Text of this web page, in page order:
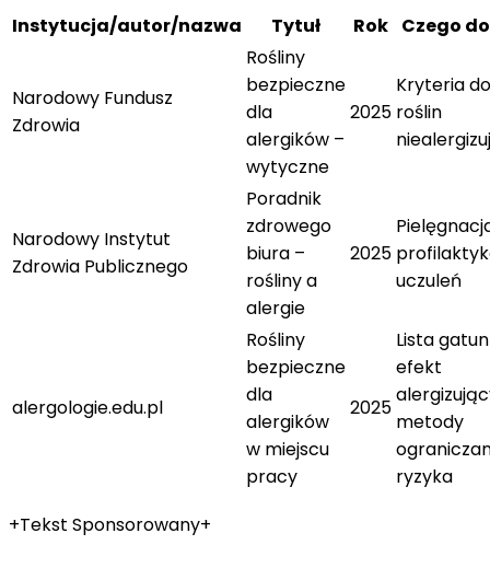
Instytucja/autor/nazwa Tytuł Rok Czego
Narodowy Fundusz
Zdrowia
Rośliny
bezpieczne
dla
alergików –
wytyczne
2025
Kryteria
roślin
Narodowy Instytut
Zdrowia Publicznego
Poradnik
zdrowego
biura –
rośliny a
alergie
2025
uczuleń
alergologie.edu.pl
Rośliny
bezpieczne
dla
alergików
w miejscu
pracy
2025
Lista
efekt
metody
ryzyka
+Tekst Sponsorowany+